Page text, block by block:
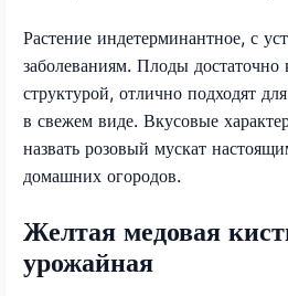
Растение индетерминантное, с
заболеваниям. Плоды
структурой, отлично подходят
в свежем виде. Вкусовые
назвать розовый мускат
домашних огородов.
Желтая медовая
урожайная